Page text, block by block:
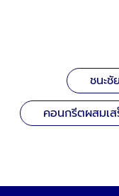
ชนะ
คอนกรีตผสมเส